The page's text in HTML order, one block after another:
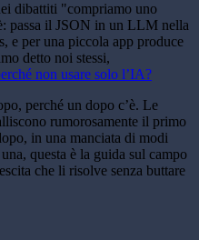
dibattiti "compriamo uno
passa il JSON in un LLM nella
e per una piccola app produce
detto noi stessi,
non usare solo l’IA?
perché un dopo c’è. Le
rumorosamente il primo
in una manciata di modi
questa è la guida sul campo
che li risolve senza buttare